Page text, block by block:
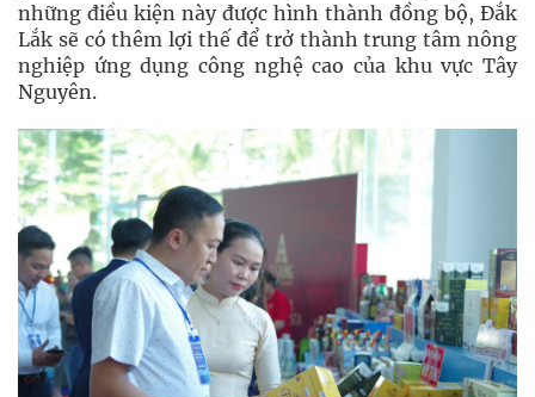
những điều kiện này được hình thành đồng bộ, Đắk
Lắk sẽ có thêm lợi thế để trở thành trung tâm nông
nghiệp ứng dụng công nghệ cao của khu vực Tây
Nguyên.